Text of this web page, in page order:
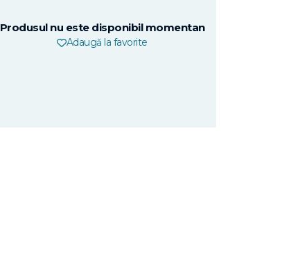
Produsul nu este disponibil momentan
Adaugă la favorite